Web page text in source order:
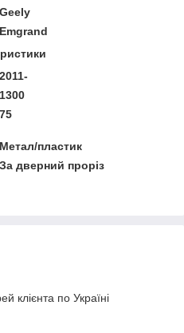
Geely
Emgrand
2011-
1300
75
Метал/пластик
За дверний проріз
клієнта по Україні